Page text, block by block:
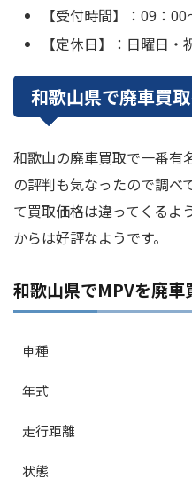
【受付時間】：09：
【定休日】：日曜日・
和歌山県で廃車買
和歌山の廃車買取で一番有
の評判も気なったので調べ
て買取価格は違ってくるよ
からは好評なようです。
和歌山県でMPVを廃車
車種
年式
走行距離
状態